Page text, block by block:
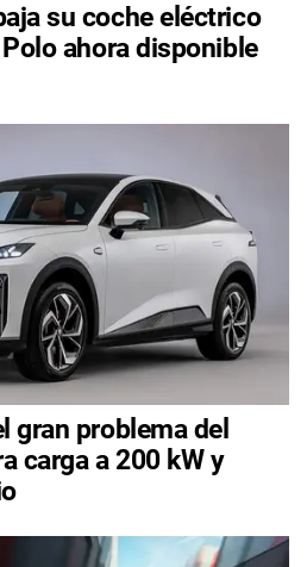
su coche eléctrico
ahora disponible
gran problema del
carga a 200 kW y